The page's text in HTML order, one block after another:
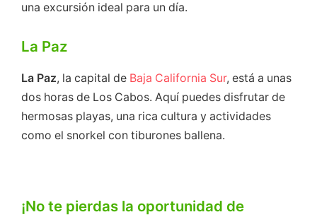
una excursión ideal para un día.
La Paz
La Paz, la capital de Baja California Sur, está a unas
dos horas de Los Cabos. Aquí puedes disfrutar de
hermosas playas, una rica cultura y actividades
como el snorkel con tiburones ballena.
¡No te pierdas la oportunidad de